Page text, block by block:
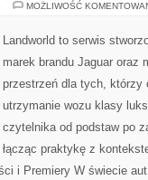
MOŻLIWOŚĆ
Landworld to serwis
marek brandu Jaguar oraz
przestrzeń dla tych, którzy
utrzymanie wozu klasy
czytelnika od podstaw po
łącząc praktykę z
i Premiery W świecie